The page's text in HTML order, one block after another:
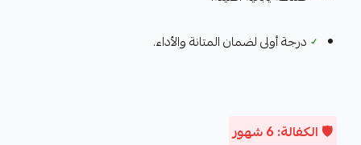
✓ درجة أولى لضمان المتانة والأداء.
🛡️ الكفالة: 6 شهور